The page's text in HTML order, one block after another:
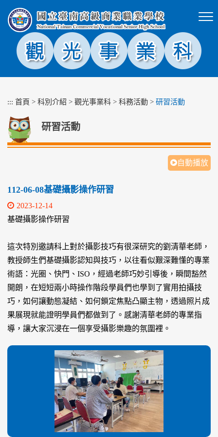
塊
::: 首頁 > 科別介紹 > 觀光事業科 > 科務活動 > 研習活動
研習活動
自動播放
112-06-08基礎攝影操作研習
2023-12-14
基礎攝影操作研習
這次特別邀請科上對於攝影技巧有很深研究的劉清華老師，
教授師生們基礎攝影認知與技巧，以往看似艱深難懂的專業
術語：光圈、快門、ISO，經過老師巧妙引導後，瞬間豁然
開朗，在短短兩小時操作階段學員們也學到了實用拍攝技
巧，如何讓動態凝結、如何鎖定焦點凸顯主物，透過照片成
果展現就能證明學員們都做到了。感謝清華老師的專業指
導，讓大家沉浸在一個享受攝影樂趣的氛圍裡。